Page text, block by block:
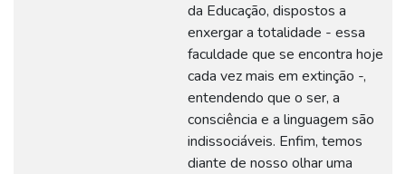
da Educação, dispostos a
enxergar a totalidade - essa
faculdade que se encontra hoje
cada vez mais em extinção -,
entendendo que o ser, a
consciência e a linguagem são
indissociáveis. Enfim, temos
diante de nosso olhar uma